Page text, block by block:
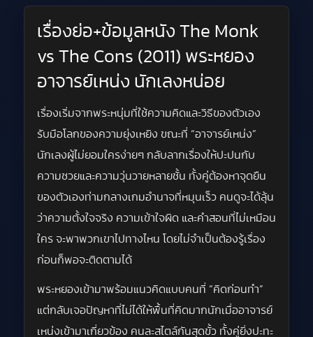
เรื่องย่อ+ข้อมูลหนัง The Monk
vs The Cons (2011) พระหยอง
อาจารย์เหน่ง นักเลงหน่อย
เรื่องเริ่มจากพระหนุ่มที่ใช้ความคิดและวิธีของตัวเอง
รับมือโลกของความยุ่งเหยิง ขณะที่ “อาจารย์เหน่ง”
นักเลงผู้ไม่ยอมใครง่ายๆ กลับลากเรื่องให้ปะปนกับ
ความซวยและความวุ่นวายหลายชั้น ทั้งคู่ต้องหาจุดยืน
ของตัวเองท่ามกลางเกมอำนาจที่หมุนเร็ว คนดูจะได้ลุ้น
ว่าความตั้งใจจริง ความเข้าใจผิด และคำสอนที่ไม่เหมือน
ใคร จะพาพวกเขาไปทางไหน โดยไม่จำเป็นต้องรู้เรื่อง
ก่อนก็พอจะติดตามได้
พระหยองเข้ามาพร้อมแนวคิดแบบคนที่ “คิดก่อนทำ”
แต่กลับเจอปัญหาที่ไม่ได้ให้พื้นที่คิดมากนักเมื่ออาจารย์
เหน่งเข้ามาเกี่ยวข้อง คนละสไตล์กันสุดขั้ว ทั้งคู่ยิ่งปะทะ